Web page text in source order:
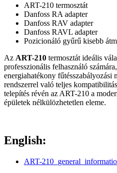
ART-210 termosztát
Danfoss RA adapter
Danfoss RAV adapter
Danfoss RAVL adapter
Pozicionáló gyűrű kisebb
Az ART-210 termosztát ideális
professzionális felhasználó
energiahatékony
rendszerrel való teljes
telepítés révén az ART-210 a
épületek nélkülözhetetlen eleme.
English:
ART-